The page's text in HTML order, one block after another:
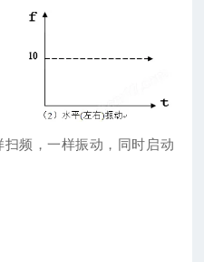
频，一样振动，同时启动